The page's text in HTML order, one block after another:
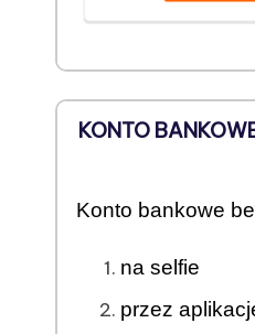
KONTO
Konto bankowe
na selfie
przez